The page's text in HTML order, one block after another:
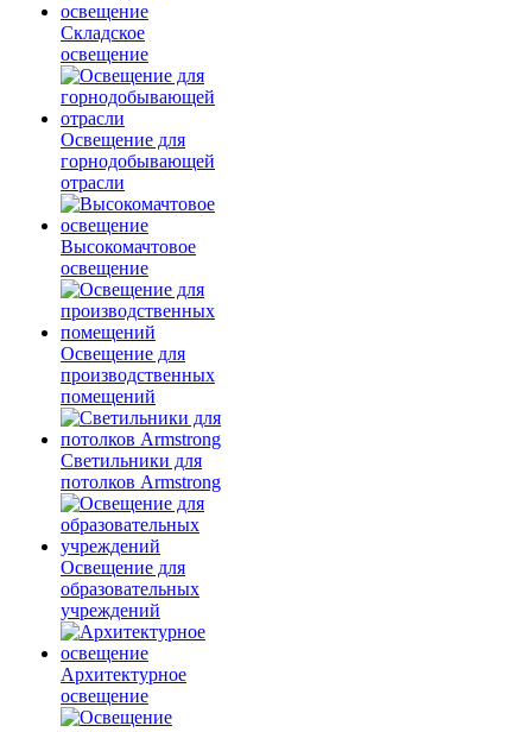
Складское
освещение
Освещение для
горнодобывающей
отрасли
Высокомачтовое
освещение
Освещение для
производственных
помещений
Светильники для
потолков Armstrong
Освещение для
образовательных
учреждений
Архитектурное
освещение